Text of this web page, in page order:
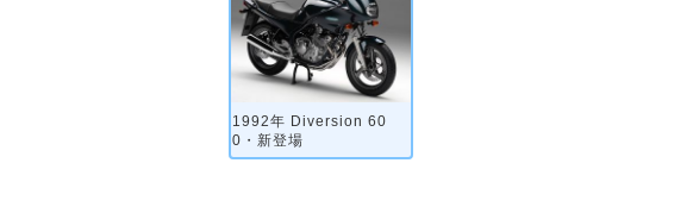
1992年 Diversion 60
0・新登場